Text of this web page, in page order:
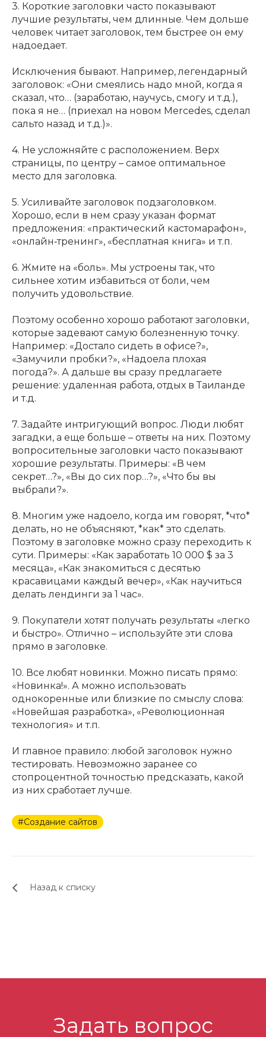
3. Короткие заголовки часто показывают
лучшие результаты, чем длинные. Чем дольше
человек читает заголовок, тем быстрее он ему
надоедает.
Исключения бывают. Например, легендарный
заголовок: «Они смеялись надо мной, когда я
сказал, что… (заработаю, научусь, смогу и т.д.),
пока я не… (приехал на новом Mercedes, сделал
сальто назад и т.д.)».
4. Не усложняйте с расположением. Верх
страницы, по центру – самое оптимальное
место для заголовка.
5. Усиливайте заголовок подзаголовком.
Хорошо, если в нем сразу указан формат
предложения: «практический кастомарафон»,
«онлайн‑тренинг», «бесплатная книга» и т.п.
6. Жмите на «боль». Мы устроены так, что
сильнее хотим избавиться от боли, чем
получить удовольствие.
Поэтому особенно хорошо работают заголовки,
которые задевают самую болезненную точку.
Например: «Достало сидеть в офисе?»,
«Замучили пробки?», «Надоела плохая
погода?». А дальше вы сразу предлагаете
решение: удаленная работа, отдых в Таиланде
и т.д.
7. Задайте интригующий вопрос. Люди любят
загадки, а еще больше – ответы на них. Поэтому
вопросительные заголовки часто показывают
хорошие результаты. Примеры: «В чем
секрет…?», «Вы до сих пор…?», «Что бы вы
выбрали?».
8. Многим уже надоело, когда им говорят, *что*
делать, но не объясняют, *как* это сделать.
Поэтому в заголовке можно сразу переходить к
сути. Примеры: «Как заработать 10 000 $ за 3
месяца», «Как знакомиться с десятью
красавицами каждый вечер», «Как научиться
делать лендинги за 1 час».
9. Покупатели хотят получать результаты «легко
и быстро». Отлично – используйте эти слова
прямо в заголовке.
10. Все любят новинки. Можно писать прямо:
«Новинка!». А можно использовать
однокоренные или близкие по смыслу слова:
«Новейшая разработка», «Революционная
технология» и т.п.
И главное правило: любой заголовок нужно
тестировать. Невозможно заранее со
стопроцентной точностью предсказать, какой
из них сработает лучше.
#Создание сайтов
Назад к списку
Задать вопрос